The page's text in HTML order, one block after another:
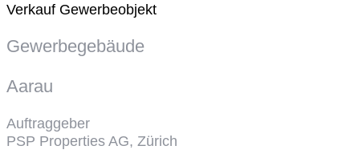
Verkauf Gewerbeobjekt
Gewerbegebäude
Aarau
Auftraggeber
PSP Properties AG, Zürich